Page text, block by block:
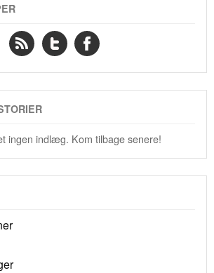
ingen indlæg. Kom tilbage senere!